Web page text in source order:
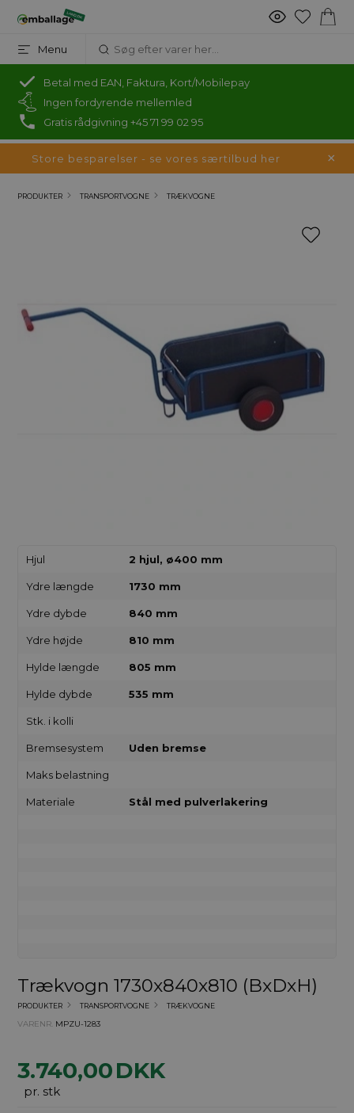
Menu
Betal med EAN, Faktura, Kort/Mobilepay
Ingen fordyrende mellemled
Gratis rådgivning +45 71 99 02 95
Store besparelser - se vores særtilbud her
PRODUKTER TRANSPORTVOGNE TRÆKVOGNE
Hjul 2 hjul, ø400 mm
Ydre længde 1730 mm
Ydre dybde 840 mm
Ydre højde 810 mm
Hylde længde 805 mm
Hylde dybde 535 mm
Stk. i kolli
Bremsesystem Uden bremse
Maks belastning
Materiale Stål med pulverlakering
Trækvogn 1730x840x810 (BxDxH)
PRODUKTER TRANSPORTVOGNE TRÆKVOGNE
VARENR. MPZU-1283
3.740,00DKK
pr. stk